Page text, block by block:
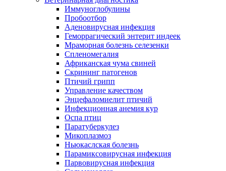
Иммуноглобулины
Пробоотбор
Аденовирусная инфекция
Геморрагический энтерит индеек
Мраморная болезнь селезенки
Спленомегалия
Африканская чума свиней
Скрининг патогенов
Птичий грипп
Управление качеством
Энцефаломиелит птичий
Инфекционная анемия кур
Оспа птиц
Паратуберкулез
Микоплазмоз
Ньюкаслская болезнь
Парамиксовирусная инфекция
Парвовирусная инфекция